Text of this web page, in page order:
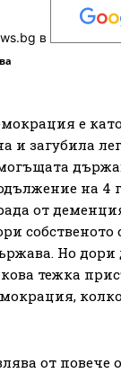
в
е
и загубила
на 4
от
собственото
Но
тежка
от повече